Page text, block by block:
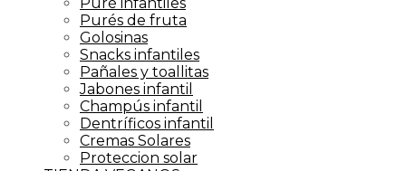
Purés de fruta
Golosinas
Snacks infantiles
Pañales y toallitas
Jabones infantil
Champús infantil
Dentríficos infantil
Cremas Solares
Proteccion solar